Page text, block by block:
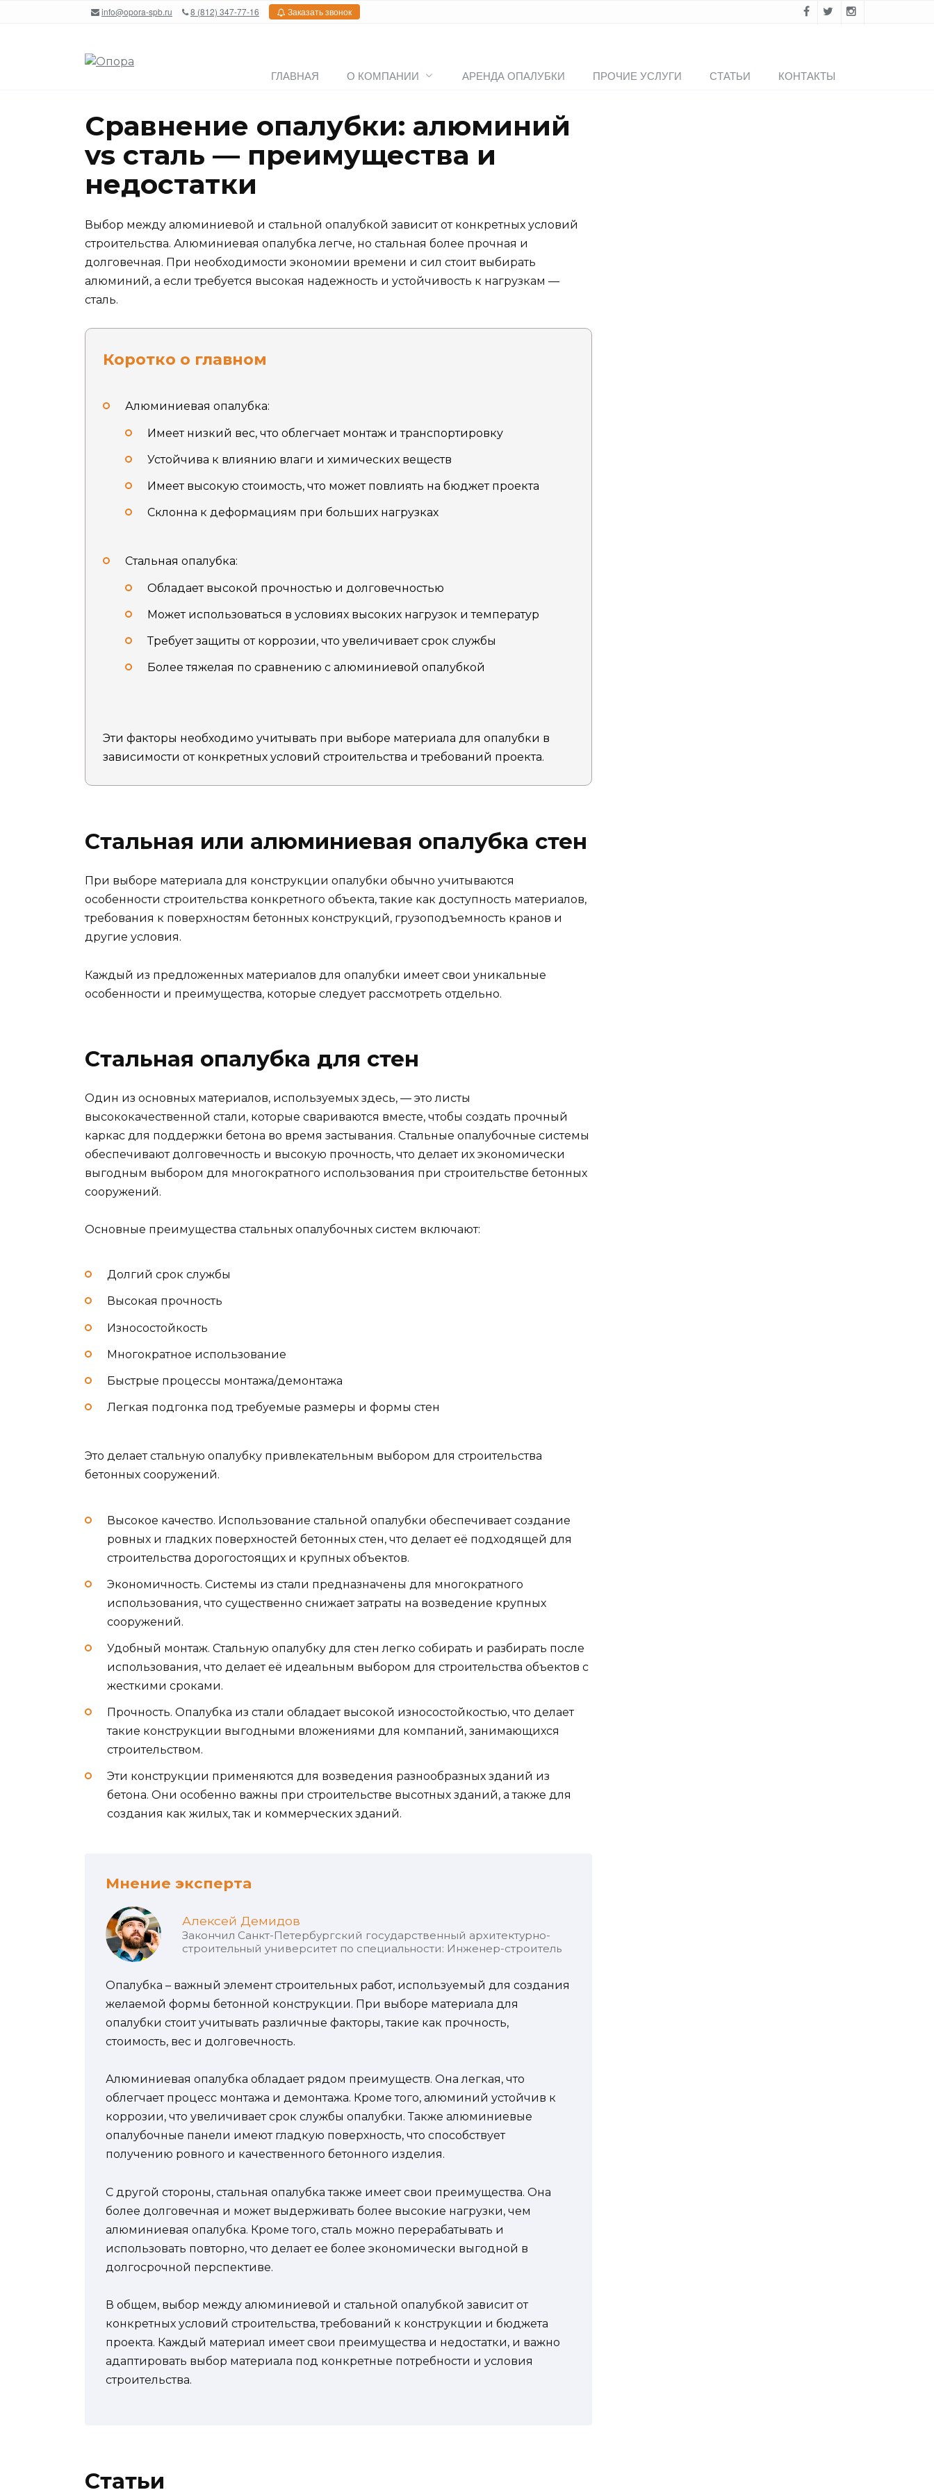
info@opora-spb.ru 8 (812) 347-77-16 Заказать звонок
ГЛАВНАЯ О КОМПАНИИ АРЕНДА ОПАЛУБКИ ПРОЧИЕ УСЛУГИ СТАТЬИ КОНТАКТЫ
Сравнение опалубки: алюминий
vs сталь — преимущества и
недостатки
Выбор между алюминиевой и стальной опалубкой зависит от конкретных условий
строительства. Алюминиевая опалубка легче, но стальная более прочная и
долговечная. При необходимости экономии времени и сил стоит выбирать
алюминий, а если требуется высокая надежность и устойчивость к нагрузкам —
сталь.
Коротко о главном
Алюминиевая опалубка:
Имеет низкий вес, что облегчает монтаж и транспортировку
Устойчива к влиянию влаги и химических веществ
Имеет высокую стоимость, что может повлиять на бюджет проекта
Склонна к деформациям при больших нагрузках
Стальная опалубка:
Обладает высокой прочностью и долговечностью
Может использоваться в условиях высоких нагрузок и температур
Требует защиты от коррозии, что увеличивает срок службы
Более тяжелая по сравнению с алюминиевой опалубкой
Эти факторы необходимо учитывать при выборе материала для опалубки в
зависимости от конкретных условий строительства и требований проекта.
Стальная или алюминиевая опалубка стен
При выборе материала для конструкции опалубки обычно учитываются
особенности строительства конкретного объекта, такие как доступность материалов,
требования к поверхностям бетонных конструкций, грузоподъемность кранов и
другие условия.
Каждый из предложенных материалов для опалубки имеет свои уникальные
особенности и преимущества, которые следует рассмотреть отдельно.
Стальная опалубка для стен
Один из основных материалов, используемых здесь, — это листы
высококачественной стали, которые свариваются вместе, чтобы создать прочный
каркас для поддержки бетона во время застывания. Стальные опалубочные системы
обеспечивают долговечность и высокую прочность, что делает их экономически
выгодным выбором для многократного использования при строительстве бетонных
сооружений.
Основные преимущества стальных опалубочных систем включают:
Долгий срок службы
Высокая прочность
Износостойкость
Многократное использование
Быстрые процессы монтажа/демонтажа
Легкая подгонка под требуемые размеры и формы стен
Это делает стальную опалубку привлекательным выбором для строительства
бетонных сооружений.
Высокое качество. Использование стальной опалубки обеспечивает создание
ровных и гладких поверхностей бетонных стен, что делает её подходящей для
строительства дорогостоящих и крупных объектов.
Экономичность. Системы из стали предназначены для многократного
использования, что существенно снижает затраты на возведение крупных
сооружений.
Удобный монтаж. Стальную опалубку для стен легко собирать и разбирать после
использования, что делает её идеальным выбором для строительства объектов с
жесткими сроками.
Прочность. Опалубка из стали обладает высокой износостойкостью, что делает
такие конструкции выгодными вложениями для компаний, занимающихся
строительством.
Эти конструкции применяются для возведения разнообразных зданий из
бетона. Они особенно важны при строительстве высотных зданий, а также для
создания как жилых, так и коммерческих зданий.
Мнение эксперта
Алексей Демидов
Закончил Санкт-Петербургский государственный архитектурно-
строительный университет по специальности: Инженер-строитель
Опалубка – важный элемент строительных работ, используемый для создания
желаемой формы бетонной конструкции. При выборе материала для
опалубки стоит учитывать различные факторы, такие как прочность,
стоимость, вес и долговечность.
Алюминиевая опалубка обладает рядом преимуществ. Она легкая, что
облегчает процесс монтажа и демонтажа. Кроме того, алюминий устойчив к
коррозии, что увеличивает срок службы опалубки. Также алюминиевые
опалубочные панели имеют гладкую поверхность, что способствует
получению ровного и качественного бетонного изделия.
С другой стороны, стальная опалубка также имеет свои преимущества. Она
более долговечная и может выдерживать более высокие нагрузки, чем
алюминиевая опалубка. Кроме того, сталь можно перерабатывать и
использовать повторно, что делает ее более экономически выгодной в
долгосрочной перспективе.
В общем, выбор между алюминиевой и стальной опалубкой зависит от
конкретных условий строительства, требований к конструкции и бюджета
проекта. Каждый материал имеет свои преимущества и недостатки, и важно
адаптировать выбор материала под конкретные потребности и условия
строительства.
Статьи